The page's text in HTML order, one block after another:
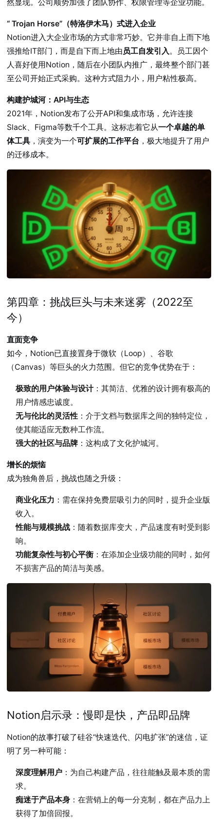
然显现。公司顺势加强了团队协作、权限管理等企业功能。
“ Trojan Horse”（特洛伊木马）式进入企业
Notion进入大企业市场的方式非常巧妙。它并非自上而下地
强推给IT部门，而是自下而上地由 员工自发引入。员工因个
人喜好使用Notion，随后在小团队内推广，最终整个部门甚
至公司开始正式采购。这种方式阻力小，用户粘性极高。
构建护城河：API与生态
2021年，Notion发布了公开API和集成市场，允许连接
Slack、Figma等数千个工具。这标志着它从一个卓越的单
体工具 ，演变为一个可扩展的工作平台 ，极大地提升了用户
的迁移成本。
第四章：挑战巨头与未来迷雾（2022至
今）
直面竞争
如今，Notion已直接置身于微软（Loop）、谷歌
（Canvas）等巨头的火力范围。但它的竞争优势在于：
极致的用户体验与设计：其简洁、优雅的设计拥有极高的
用户情感忠诚度。
无与伦比的灵活性 ：介于文档与数据库之间的独特定位，
使其能适应无数种工作流。
强大的社区与品牌 ：这构成了文化护城河。
增长的烦恼
成为独角兽后，挑战也随之升级：
商业化压力 ：需在保持免费层吸引力的同时，提升企业版
收入。
性能与规模挑战 ：随着数据库变大，产品速度有时受到影
响。
功能复杂性与初心平衡 ：在添加企业级功能的同时，如何
不损害产品的简洁与美感。
Notion启示录：慢即是快，产品即品牌
Notion的故事打破了硅谷“快速迭代、闪电扩张”的迷信，证
明了另一种可能：
深度理解用户 ：为自己构建产品，往往能触及最本质的需
求。
痴迷于产品本身 ：在营销上的每一分克制，都在产品力上
获得了加倍回报。